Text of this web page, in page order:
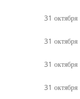
31 октября
31 октября
31 октября
31 октября